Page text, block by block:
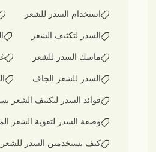
استخدام السدر للشعر
السدر لتكثيف الشعر
ماسك السدر للشعر
السدر للشعر الجاف
فوائد السدر لتكثيف الشعر
وصفة السدر لتقوية الشعر
كيف تستخدمين السدر